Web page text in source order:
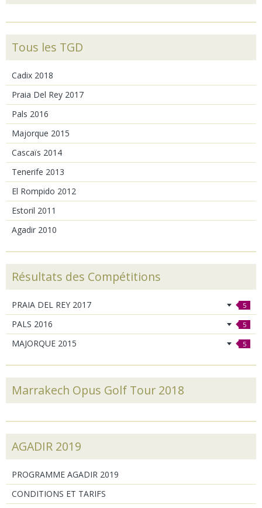
Tous les TGD
Cadix 2018
Praia Del Rey 2017
Pals 2016
Majorque 2015
Cascaïs 2014
Tenerife 2013
El Rompido 2012
Estoril 2011
Agadir 2010
Résultats des Compétitions
PRAIA DEL REY 2017 5
PALS 2016 5
MAJORQUE 2015 5
Marrakech Opus Golf Tour 2018
AGADIR 2019
PROGRAMME AGADIR 2019
CONDITIONS ET TARIFS